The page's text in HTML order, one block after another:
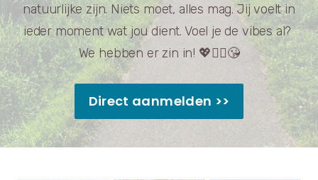
natuurlijke zijn. Niets moet, alles mag. Jij voelt in
ieder moment wat jou dient. Voel je de vibes al?
We hebben er zin in! 💖👯‍♀️😘
Direct aanmelden >>